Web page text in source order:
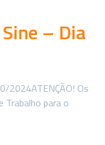
– Dia
2024ATENÇÃO! Os
Trabalho para o